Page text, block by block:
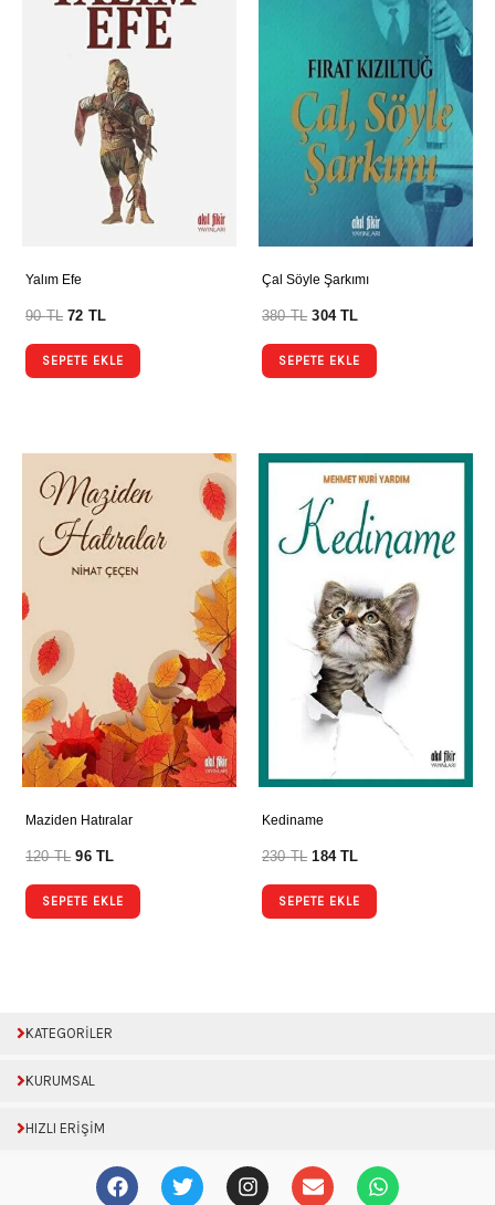
Yalım Efe
90TL 72 TL
SEPETE EKLE
Çal Söyle Şarkımı
380TL 304TL
SEPETE EKLE
Maziden Hatıralar
120TL 96TL
SEPETE EKLE
Kediname
230TL 184TL
SEPETE EKLE
KATEGORİLER
KURUMSAL
HIZLI ERİŞİM
F
a
T
w
I
n
E
n
W
h